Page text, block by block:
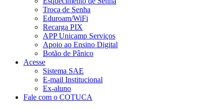
Troca de Senha
Eduroam/WiFi
Recarga PIX
APP Unicamp Serviços
Apoio ao Ensino Digital
Botão de Pânico
Acesse
Sistema SAE
E-mail Institucional
Ex-aluno
Fale com o COTUCA